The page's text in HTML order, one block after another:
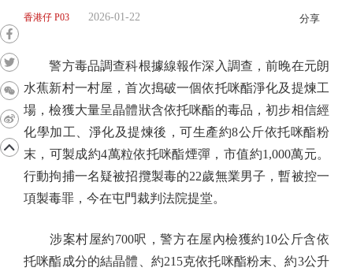
香港仔 P03 2026-01-22 分享
警方毒品調查科根據線報作深入調查，前晚在元朗
水蕉新村一村屋，首次搗破一個依托咪酯淨化及提煉工
場，檢獲大量呈晶體狀含依托咪酯的毒品，初步相信經
化學加工、淨化及提煉後，可生產約8公斤依托咪酯粉
末，可製成約4萬粒依托咪酯煙彈，市值約1,000萬元。
行動拘捕一名疑被招攬製毒的22歲無業男子，暫被控一
項製毒罪，今在屯門裁判法院提堂。
涉案村屋約700呎，警方在屋內檢獲約10公斤含依
托咪酯成分的結晶體、約215克依托咪酯粉末、約3公升